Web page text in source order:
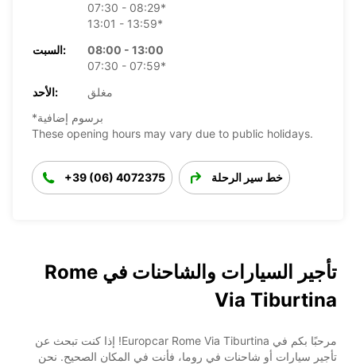
07:30 - 08:29*
13:01 - 13:59*
السبت:
08:00 - 13:00
07:30 - 07:59*
الأحد:
مغلق
*برسوم إضافية
These opening hours may vary due to public holidays.
+39 (06) 4072375 خط سير الرحلة
تأجير السيارات والشاحنات في Rome
Via Tiburtina
مرحبًا بكم في Europcar Rome Via Tiburtina! إذا كنت تبحث عن
تأجير سيارات أو شاحنات في روما، فأنت في المكان الصحيح. نحن